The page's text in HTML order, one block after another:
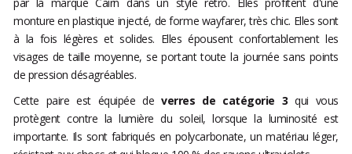
par la marque Cairn dans un style rétro. Elles profitent d'une
monture en plastique injecté, de forme wayfarer, très chic. Elles sont
à la fois légères et solides. Elles épousent confortablement les
visages de taille moyenne, se portant toute la journée sans points
de pression désagréables.
Cette paire est équipée deverres de catégorie 3 qui vous
protègent contre la lumière du soleil, lorsque la luminosité est
importante. Ils sont fabriqués en polycarbonate, un matériau léger,